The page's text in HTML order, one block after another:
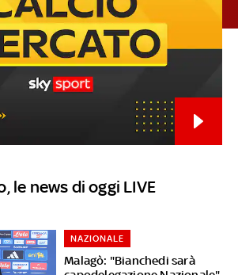
le news di oggi LIVE
Malagò: "Bianchedi sarà
NAZIONALE